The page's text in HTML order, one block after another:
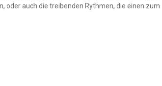
oder auch die treibenden Rythmen, die einen zum